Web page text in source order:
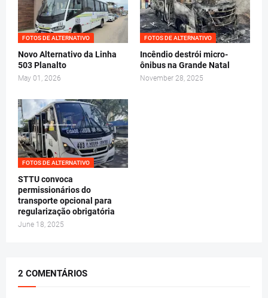
FOTOS DE ALTERNATIVO
Novo Alternativo da Linha
503 Planalto
May 01, 2026
FOTOS DE ALTERNATIVO
Incêndio destrói micro-
ônibus na Grande Natal
November 28, 2025
FOTOS DE ALTERNATIVO
STTU convoca
permissionários do
transporte opcional para
regularização obrigatória
June 18, 2025
2 COMENTÁRIOS